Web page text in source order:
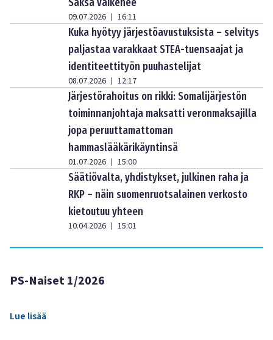
09.07.2026 | 16:11
Kuka hyötyy järjestöavustuksista – selvitys
paljastaa varakkaat STEA-tuensaajat ja
identiteettityön puuhastelijat
08.07.2026 | 12:17
Järjestörahoitus on rikki: Somalijärjestön
toiminnanjohtaja maksatti veronmaksajilla
jopa peruuttamattoman
hammaslääkärikäyntinsä
01.07.2026 | 15:00
Säätiövalta, yhdistykset, julkinen raha ja
RKP – näin suomenruotsalainen verkosto
kietoutuu yhteen
10.04.2026 | 15:01
PS-Naiset 1/2026
Lue lisää